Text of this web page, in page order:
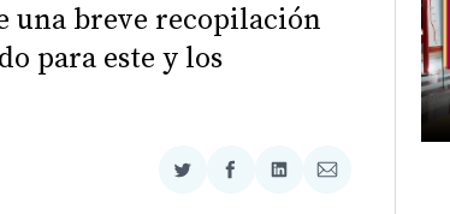
una breve recopilación
para este y los
CompartirCompartir
CompartirCompartir